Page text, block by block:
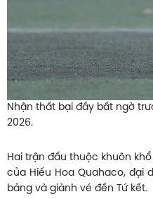
Nhận thất bại đầy bất ngờ
2026.
Hai trận đấu thuộc khuôn
của Hiếu Hoa Quahaco,
bảng và giành vé đến Tứ kết.